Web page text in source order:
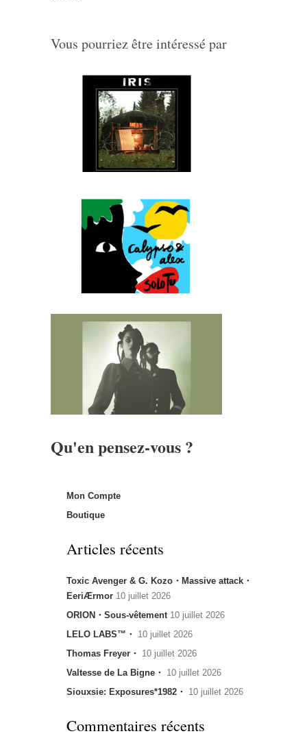
Vous pourriez être intéressé par
Qu'en pensez-vous ?
Mon Compte
Boutique
Articles récents
Toxic Avenger & G. Kozo・Massive attack・
EeriÆrmor 10 juillet 2026
ORION・Sous-vêtement 10 juillet 2026
LELO LABS™・ 10 juillet 2026
Thomas Freyer・ 10 juillet 2026
Valtesse de La Bigne・ 10 juillet 2026
Siouxsie: Exposures*1982・ 10 juillet 2026
Commentaires récents